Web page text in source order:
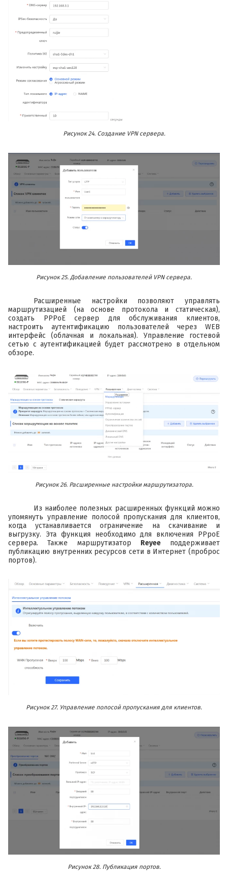
Рисунок 24. Создание VPN сервера.
Рисунок 25. Добавление пользователей VPN сервера.
Расширенные настройки позволяют управлять
маршрутизацией (на основе протокола и статическая),
создать PPPoE сервер для обслуживания клиентов,
настроить аутентификацию пользователей через WEB
интерфейс (облачная и локальная). Управление гостевой
сетью с аутентификацией будет рассмотрено в отдельном
обзоре.
Рисунок 26. Расширенные настройки маршрутизатора.
Из наиболее полезных расширенных функций можно
упомянуть управление полосой пропускания для клиентов,
когда устанавливается ограничение на скачивание и
выгрузку. Эта функция необходимо для включения PPpoE
сервера. Также маршрутизатор Reyeeподдерживает
публикацию внутренних ресурсов сети в Интернет (проброс
портов).
Рисунок 27. Управление полосой пропускания для клиентов.
Рисунок 28. Публикация портов.